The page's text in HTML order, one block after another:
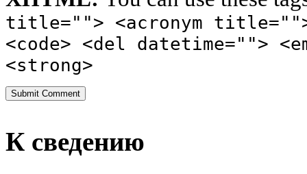
title=""> <acronym
<code> <del datetime="">
<strong>
К сведению